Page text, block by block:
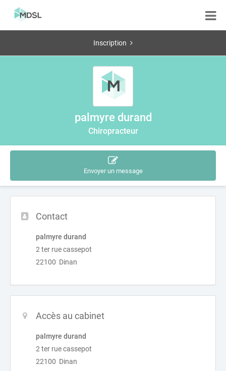
Inscription
palmyre durand
Chiropracteur
Envoyer un message
Contact
palmyre durand
2 ter rue cassepot
22100 Dinan
Accès au cabinet
palmyre durand
2 ter rue cassepot
22100 Dinan